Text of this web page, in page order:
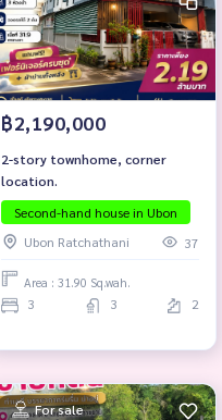
฿2,190,000
2-story townhome, corner
location.
Second-hand house in Ubon
Ubon Ratchathani
37
Area : 31.90 Sq.wah.
3 3 2
For sale